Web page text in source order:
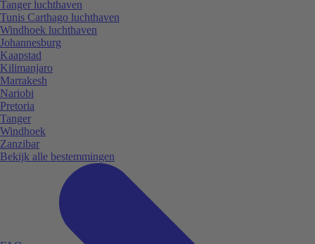
Tanger luchthaven
Tunis Carthago luchthaven
Windhoek luchthaven
Johannesburg
Kaapstad
Kilimanjaro
Marrakesh
Nariobi
Pretoria
Tanger
Windhoek
Zanzibar
Bekijk alle bestemmingen